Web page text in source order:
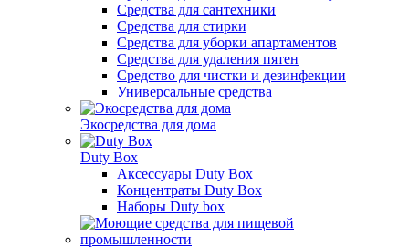
Средства для сантехники
Средства для стирки
Средства для уборки апартаментов
Средства для удаления пятен
Средство для чистки и дезинфекции
Универсальные средства
Экосредства для дома
Duty Box
Аксессуары Duty Box
Концентраты Duty Box
Наборы Duty box